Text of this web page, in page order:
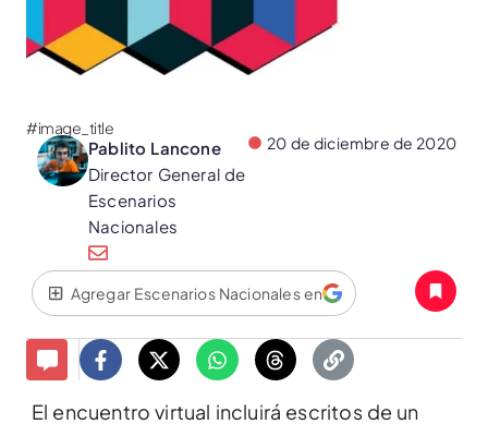
#image_title
Pablito Lancone
Director General de
Escenarios
Nacionales
20 de diciembre de 2020
Agregar Escenarios Nacionales en
El encuentro virtual incluirá escritos de un